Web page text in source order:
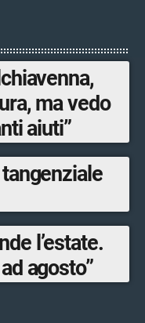
ma vedo
aiuti”
l’estate.
agosto”